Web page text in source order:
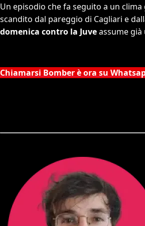
Un episodio che fa seguito a un
scandito dal pareggio di Cagliari e
domenica contro la Juveassume
Chiamarsi Bomber è ora su